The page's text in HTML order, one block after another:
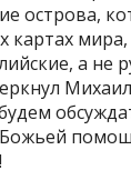
острова,
картах
а не
Божьей